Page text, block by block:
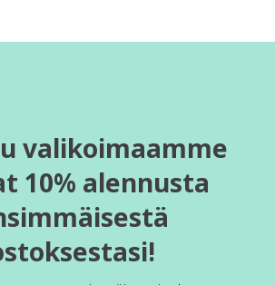
valikoimaamme
10% alennusta